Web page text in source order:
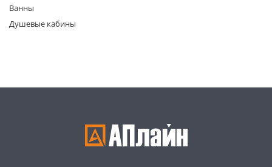
Ванны
Душевые кабины